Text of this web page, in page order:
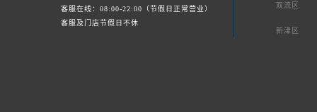
客服在线：08:00-22:00（节假日正常营业）
客服及门店节假日不休
双流区
新津区